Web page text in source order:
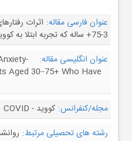
عنوان فارسی مقاله: اثرات
3-75+ ساله که تجربه ابتلا به کووید-19 را دارند
عنوان انگلیسی مقاله:
Aged 30–75+ Who Have
مجله/کنفرانس: کووید - COVID
رشته های تحصیلی مرتبط: